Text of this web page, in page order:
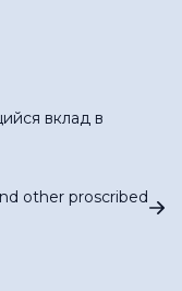
вклад в
other proscribed